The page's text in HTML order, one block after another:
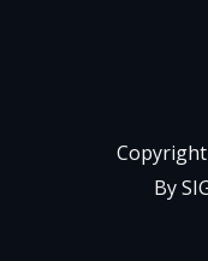
Copyright
By